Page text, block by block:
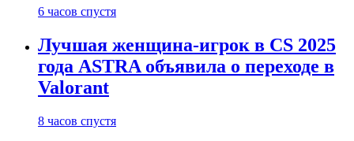
6 часов спустя
Лучшая женщина-игрок в CS 2025
года ASTRA объявила о переходе в
Valorant
8 часов спустя